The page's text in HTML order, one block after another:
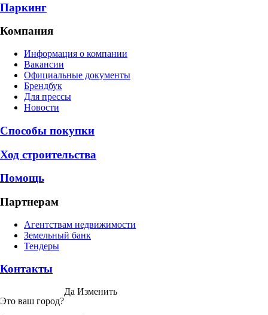
Паркинг
Компания
Информация о компании
Вакансии
Официальные документы
Брендбук
Для прессы
Новости
Способы покупки
Ход строительства
Помощь
Партнерам
Агентствам недвижимости
Земельный банк
Тендеры
Контакты
Это ваш город?
Да Изменить